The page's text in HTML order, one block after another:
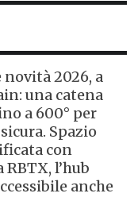
novità 2026, a
una catena
a 600° per
Spazio
con
l’hub
anche